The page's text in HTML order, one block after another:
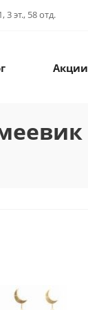
эт., 58 отд.
Акции